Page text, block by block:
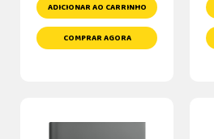
ADICIONAR AO CARRINHO
COMPRAR AGORA